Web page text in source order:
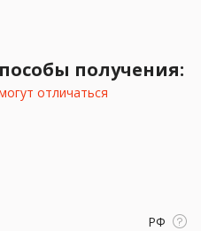
получения:
отличаться
РФ